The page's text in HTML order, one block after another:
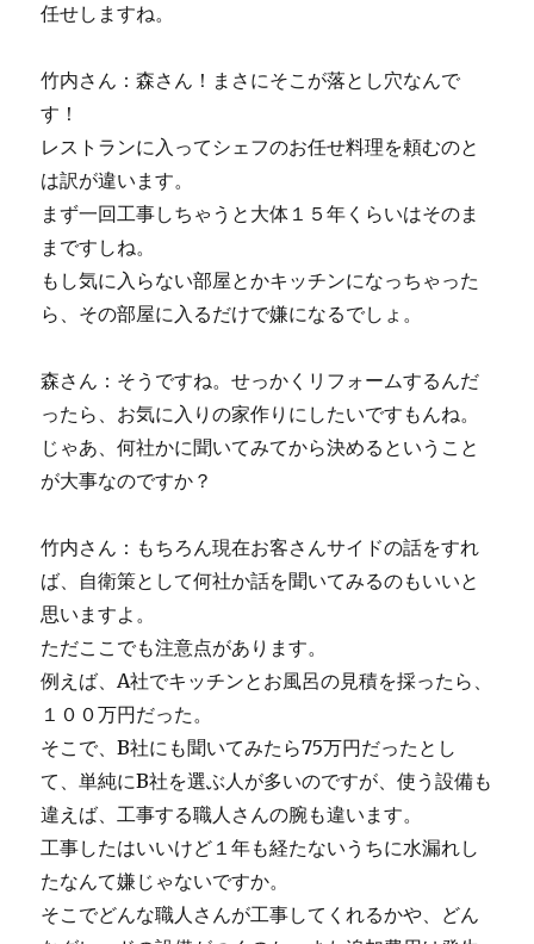
任せしますね。
竹内さん：森さん！まさにそこが落とし穴なんで
す！
レストランに入ってシェフのお任せ料理を頼むのと
は訳が違います。
まず一回工事しちゃうと大体１５年くらいはそのま
まですしね。
もし気に入らない部屋とかキッチンになっちゃった
ら、その部屋に入るだけで嫌になるでしょ。
森さん：そうですね。せっかくリフォームするんだ
ったら、お気に入りの家作りにしたいですもんね。
じゃあ、何社かに聞いてみてから決めるということ
が大事なのですか？
竹内さん：もちろん現在お客さんサイドの話をすれ
ば、自衛策として何社か話を聞いてみるのもいいと
思いますよ。
ただここでも注意点があります。
例えば、A社でキッチンとお風呂の見積を採ったら、
１００万円だった。
そこで、B社にも聞いてみたら75万円だったとし
て、単純にB社を選ぶ人が多いのですが、使う設備も
違えば、工事する職人さんの腕も違います。
工事したはいいけど１年も経たないうちに水漏れし
たなんて嫌じゃないですか。
そこでどんな職人さんが工事してくれるかや、どん